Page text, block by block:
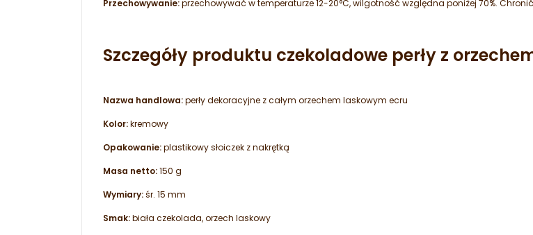
Przechowywanie:przechowywać w temperaturze 12-20°C, wilgotność względna poniżej 70%.
Szczegóły produktu czekoladowe perły z
Nazwa handlowa:perły dekoracyjne z całym orzechem laskowym ecru
Kolor:kremowy
Opakowanie:plastikowy słoiczek z nakrętką
Masa netto:150 g
Wymiary:śr. 15 mm
Smak:biała czekolada, orzech laskowy